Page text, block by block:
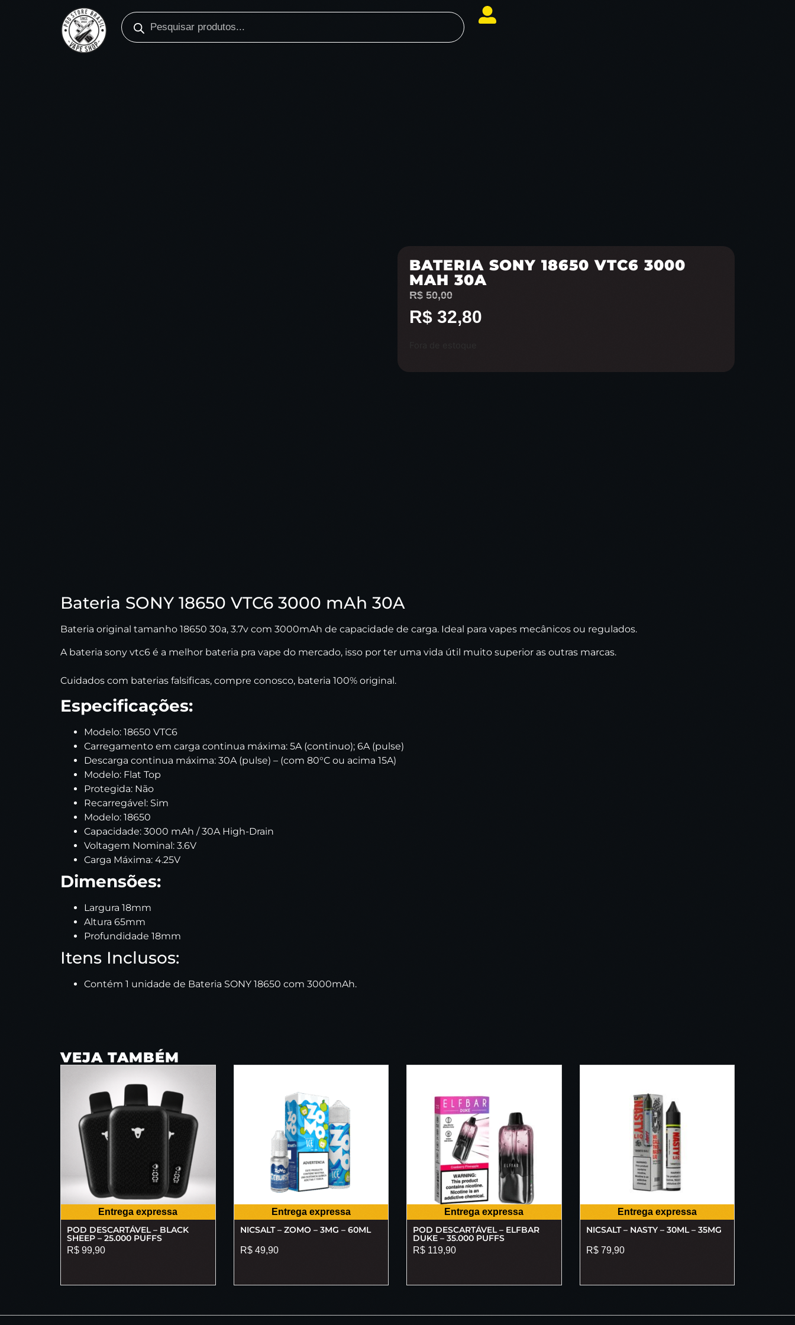
BATERIA SONY 18650 VTC6 3000
MAH 30A
R$ 50,00
R$ 32,80
Bateria SONY 18650 VTC6 3000 mAh 30A
Bateria original tamanho 18650 30a, 3.7v com 3000mAh de capacidade de carga. Ideal para vapes mecânicos ou regulados.
A bateria sony vtc6 é a melhor bateria pra vape do mercado, isso por ter uma vida útil muito superior as outras marcas.
Cuidados com baterias falsificas, compre conosco, bateria 100% original.
Especificações:
Modelo: 18650 VTC6
Carregamento em carga continua máxima: 5A (continuo); 6A (pulse)
Descarga continua máxima: 30A (pulse) – (com 80°C ou acima 15A)
Modelo: Flat Top
Protegida: Não
Recarregável: Sim
Modelo: 18650
Capacidade: 3000 mAh / 30A High-Drain
Voltagem Nominal: 3.6V
Carga Máxima: 4.25V
Dimensões:
Largura 18mm
Altura 65mm
Profundidade 18mm
Itens Inclusos:
Contém 1 unidade de Bateria SONY 18650 com 3000mAh.
VEJA TAMBÉM
Entrega expressa
POD DESCARTÁVEL – BLACK
SHEEP – 25.000 PUFFS
R$ 99,90
Entrega expressa
NICSALT – ZOMO – 3MG – 60ML
R$49,90
Entrega expressa
POD DESCARTÁVEL – ELFBAR
DUKE – 35.000 PUFFS
R$ 119,90
Entrega expressa
NICSALT – NASTY – 30ML – 35MG
R$79,90